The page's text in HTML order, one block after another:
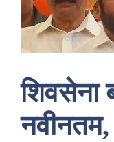
शिवसेना